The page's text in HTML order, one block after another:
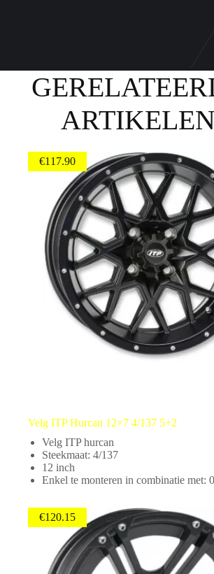
ARTIKELEN
Velg ITP Hurcan 12×7 4/137 5+2
€117.90
Velg ITP hurcan
Steekmaat: 4/137
12 inch
Enkel te monteren in combinatie met:
€120.15